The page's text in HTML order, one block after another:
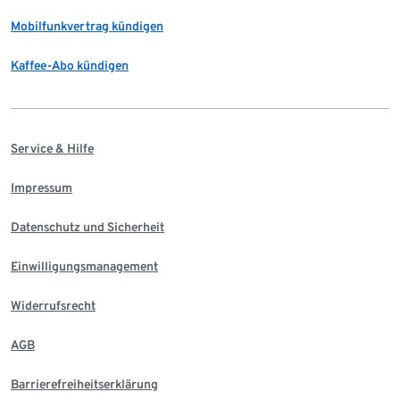
Mobilfunkvertrag kündigen
Kaffee-Abo kündigen
Service & Hilfe
Impressum
Datenschutz und Sicherheit
Einwilligungsmanagement
Widerrufsrecht
AGB
Barrierefreiheitserklärung